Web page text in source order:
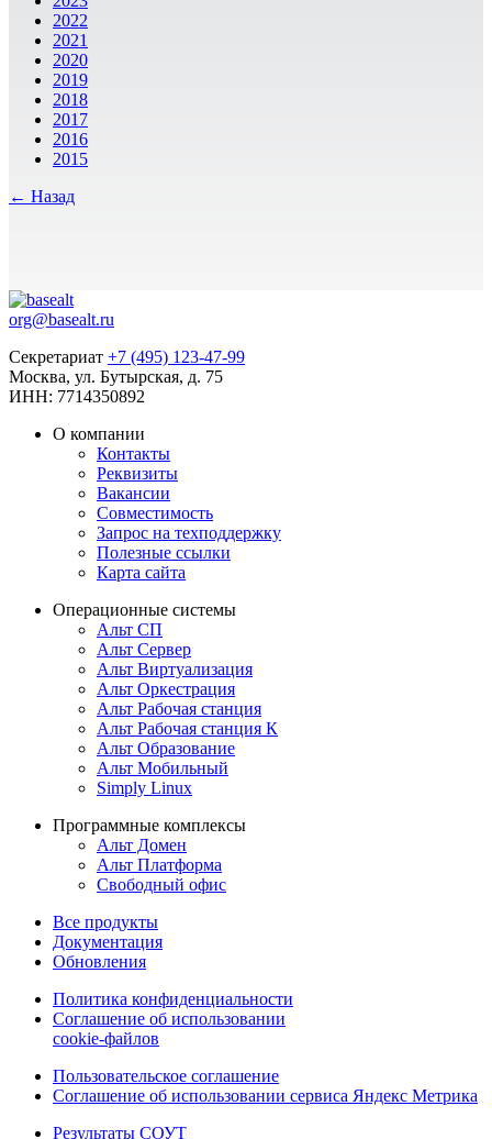
2022
2021
2020
2019
2018
2017
2016
2015
← Назад
org@basealt.ru
Секретариат +7 (495) 123-47-99
Москва, ул. Бутырская, д. 75
ИНН: 7714350892
О компании
Контакты
Реквизиты
Вакансии
Совместимость
Запрос на техподдержку
Полезные ссылки
Карта сайта
Операционные системы
Альт СП
Альт Сервер
Альт Виртуализация
Альт Оркестрация
Альт Рабочая станция
Альт Рабочая станция К
Альт Образование
Альт Мобильный
Simply Linux
Программные комплексы
Альт Домен
Альт Платформа
Свободный офис
Все продукты
Документация
Обновления
Политика конфиденциальности
Соглашение об использовании
cookie-файлов
Пользовательское соглашение
Соглашение об использовании сервиса Яндекс Метрика
Результаты СОУТ